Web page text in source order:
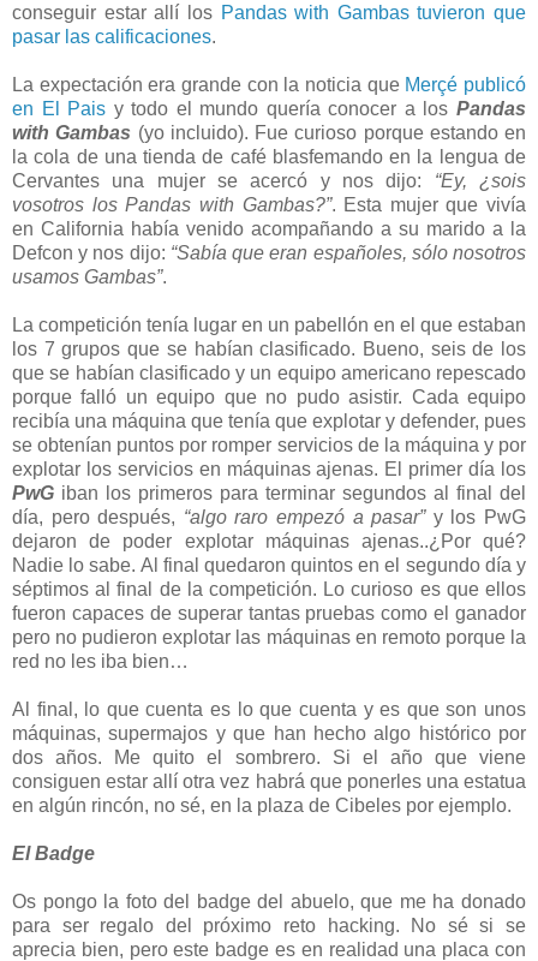
conseguir estar allí los Pandas with Gambas tuvieron que
pasar las calificaciones.
La expectación era grande con la noticia que Merçé publicó
en El Pais y todo el mundo quería conocer a losPandas
with Gambas (yo incluido). Fue curioso porque estando en
la cola de una tienda de café blasfemando en la lengua de
Cervantes una mujer se acercó y nos dijo: “Ey, ¿sois
vosotros los Pandas with Gambas?”. Esta mujer que vivía
en California había venido acompañando a su marido a la
Defcon y nos dijo: “Sabía que eran españoles, sólo nosotros
usamos Gambas”.
La competición tenía lugar en un pabellón en el que estaban
los 7 grupos que se habían clasificado. Bueno, seis de los
que se habían clasificado y un equipo americano repescado
porque falló un equipo que no pudo asistir. Cada equipo
recibía una máquina que tenía que explotar y defender, pues
se obtenían puntos por romper servicios de la máquina y por
explotar los servicios en máquinas ajenas. El primer día los
PwG iban los primeros para terminar segundos al final del
día, pero después, “algo raro empezó a pasar”y los PwG
dejaron de poder explotar máquinas ajenas..¿Por qué?
Nadie lo sabe. Al final quedaron quintos en el segundo día y
séptimos al final de la competición. Lo curioso es que ellos
fueron capaces de superar tantas pruebas como el ganador
pero no pudieron explotar las máquinas en remoto porque la
red no les iba bien…
Al final, lo que cuenta es lo que cuenta y es que son unos
máquinas, supermajos y que han hecho algo histórico por
dos años. Me quito el sombrero. Si el año que viene
consiguen estar allí otra vez habrá que ponerles una estatua
en algún rincón, no sé, en la plaza de Cibeles por ejemplo.
El Badge
Os pongo la foto del badge del abuelo, que me ha donado
para ser regalo del próximo reto hacking. No sé si se
aprecia bien, pero este badge es en realidad una placa con